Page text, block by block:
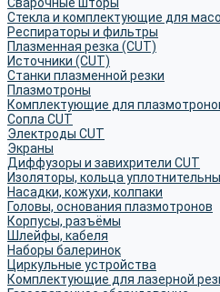
Стекла и комплектующие для
Респираторы и фильтры
Плазменная резка (CUT)
Источники (CUT)
Станки плазменной резки
Плазмотроны
Комплектующие для
Сопла CUT
Электроды CUT
Экраны
Диффузоры и завихрители CUT
Изоляторы, кольца
Насадки, кожухи, колпаки
Головы, основания плазмотронов
Корпусы, разъёмы
Шлейфы, кабеля
Наборы балеринок
Циркульные устройства
Комплектующие для лазерной